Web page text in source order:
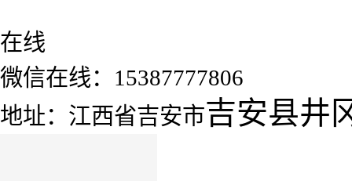
在线
微信在线：15387777806
地址：江西省吉安市吉安县井